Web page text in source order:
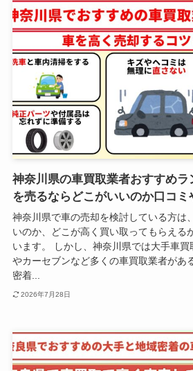
神奈川県の車買取業者おすすめラ
を売るならどこがいいのか口コミ
神奈川県で車の売却を検討している方は
いのか、どこが高く買い取ってもらえる
います。 しかし、神奈川県では大手車買
やカーセブンなど多くの車買取業者があ
密着...
2026年7月28日